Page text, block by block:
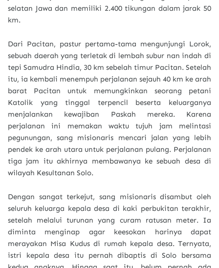
selatan Jawa dan memiliki 2.400 tikungan dalam jarak 50
km.
Dari Pacitan, pastur pertama-tama mengunjungi Lorok,
sebuah daerah yang terletak di lembah subur nan indah di
tepi Samudra Hindia, 30 km sebelah timur Pacitan. Setelah
itu, ia kembali menempuh perjalanan sejauh 40 km ke arah
barat Pacitan untuk memungkinkan seorang petani
Katolik yang tinggal terpencil beserta keluarganya
menjalankan kewajiban Paskah mereka. Karena
perjalanan ini memakan waktu tujuh jam melintasi
pegunungan, sang misionaris mencari jalan yang lebih
pendek ke arah utara untuk perjalanan pulang. Perjalanan
tiga jam itu akhirnya membawanya ke sebuah desa di
wilayah Kesultanan Solo.
Dengan sangat terkejut, sang misionaris disambut oleh
seluruh keluarga kepala desa di kaki perbukitan terakhir,
setelah melalui turunan yang curam ratusan meter. Ia
diminta menginap agar keesokan harinya dapat
merayakan Misa Kudus di rumah kepala desa. Ternyata,
istri kepala desa itu pernah dibaptis di Solo bersama